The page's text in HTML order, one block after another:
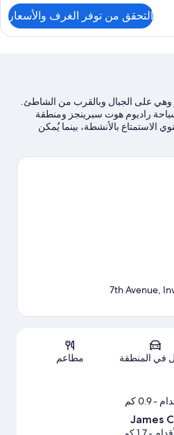
التحقق من توفر الغرف والأسعار
وهي على الجبال وبالقرب من الشاطئ.
راديوم هوت سبرينجز ومنطقة
الاستمتاع بالأنشطة، بينما يُمكن
كنت ترغب في استكشاف الأماكن
الخريطة
في المنطقة مطاعم
- 0.9 كم
James